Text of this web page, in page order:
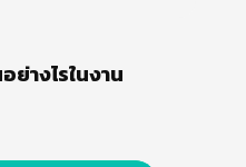
ย่างไรในงาน